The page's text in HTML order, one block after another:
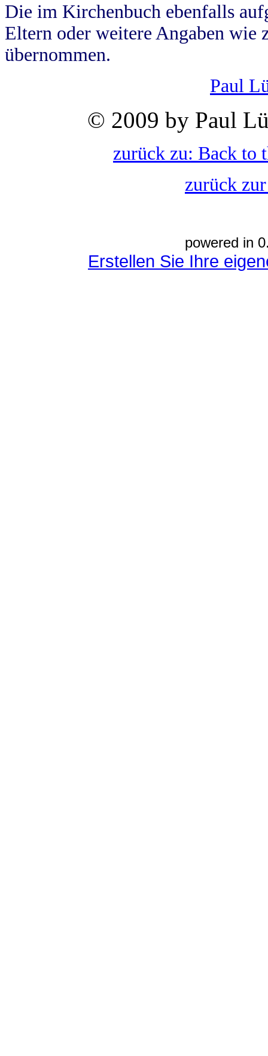
Die im Kirchenbuch ebenfalls
Eltern oder weitere Angaben wie
übernommen.
Paul
© 2009 by Paul
zurück zu: Back to
zurück
powered in
Erstellen Sie Ihre